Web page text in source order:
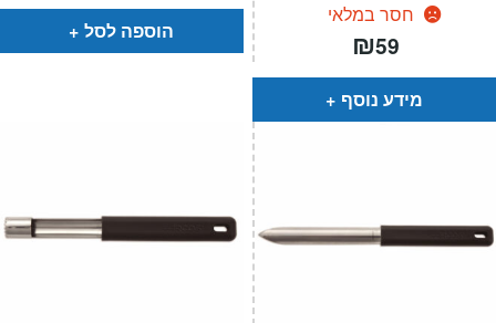
הוספה לסל
חסר במלאי
₪59
מידע נוסף